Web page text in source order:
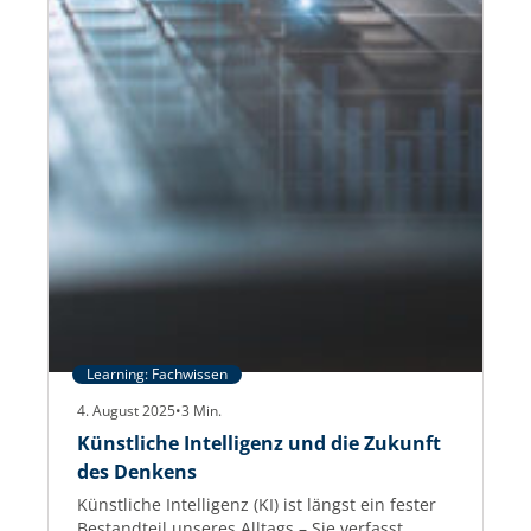
Learning: Fachwissen
4. August 2025•3 Min.
Künstliche Intelligenz und die Zukunft
des Denkens
Künstliche Intelligenz (KI) ist längst ein fester